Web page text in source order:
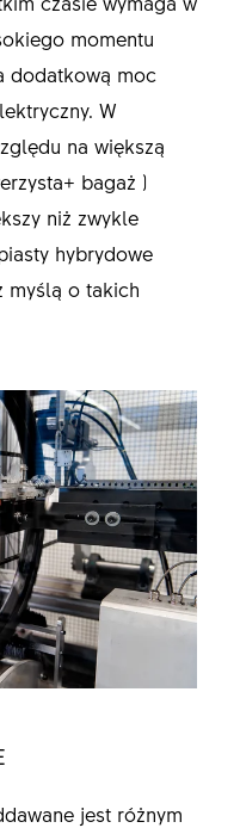
momentu
dodatkową moc
W
na większą
bagaż )
niż zwykle
hybrydowe
myślą o takich
jest różnym